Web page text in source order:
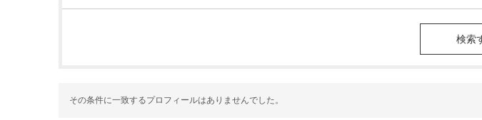
その条件に一致するプロフィールはありませんでした。